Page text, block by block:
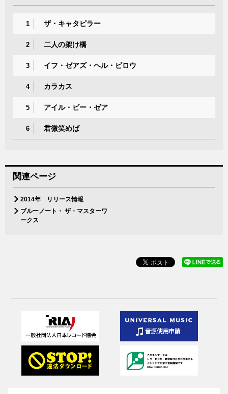
1 ザ・キャタピラー
2 二人の架け橋
3 イフ・ゼアズ・ヘル・ビロウ
4 カラカス
5 アイル・ビー・ゼア
6 君微笑めば
関連ページ
2014年 リリース情報
ブルーノート・ ザ・マスターワ
ークス